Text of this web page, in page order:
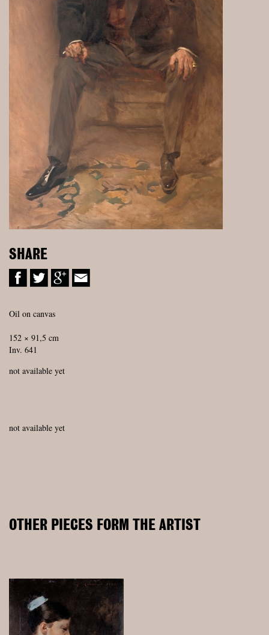
SHARE
Oil on canvas
152 × 91,5 cm
Inv. 641
not available yet
not available yet
OTHER PIECES FORM THE ARTIST